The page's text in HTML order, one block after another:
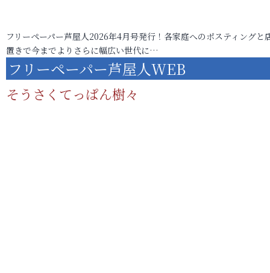
フリーペーパー芦屋人2026年4月号発行！各家庭へのポスティングと
置きで今までよりさらに幅広い世代に…
フリーペーパー芦屋人WEB
そうさくてっぱん樹々